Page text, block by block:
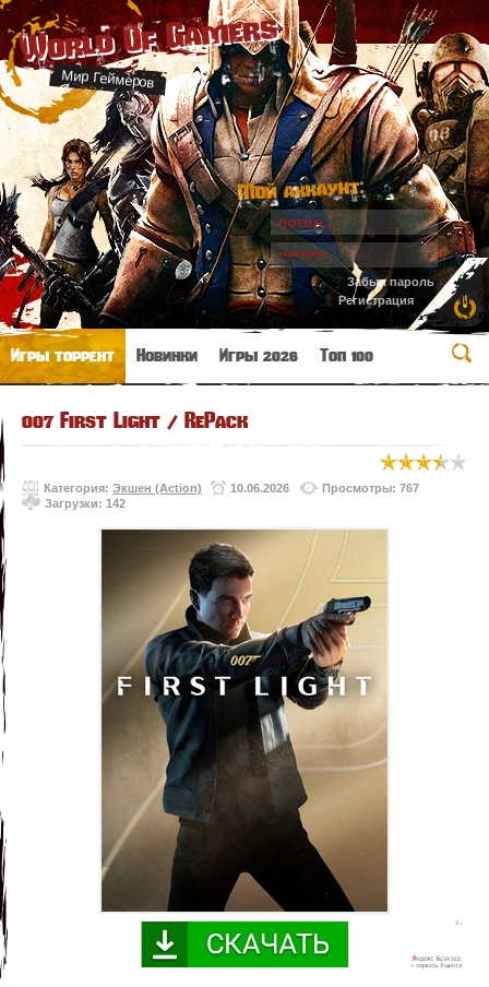
World Of Gamers
Мир Геймеров
Мой аккаунт:
Забыл пароль
Регистрация
Игры торрент Новинки Игры 2026 Топ 100
007 First Light / RePack
Категория: Экшен (Action) 10.06.2026
Просмотры: 767
Загрузки: 142